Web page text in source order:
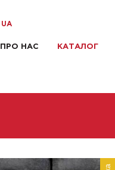
UA
ПРО НАС КАТАЛОГ